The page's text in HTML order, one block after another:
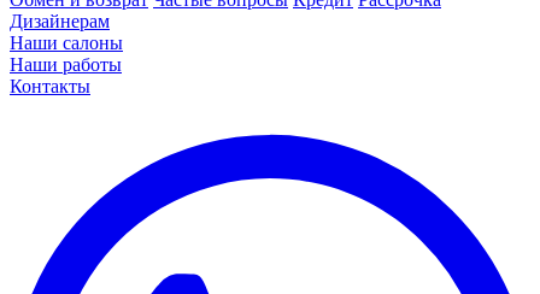
Дизайнерам
Наши салоны
Наши работы
Контакты